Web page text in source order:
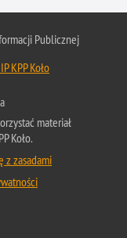
Publicznej
KPP Koło
materiał
Koło.
z zasadami